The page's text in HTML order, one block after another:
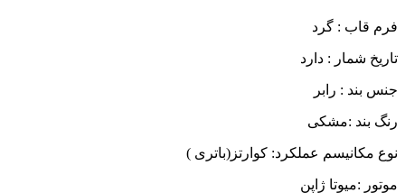
فرم قاب : گرد
تاریخ شمار : دارد
جنس بند : رابر
رنگ بند :مشکی
نوع مکانیسم عملکرد: کوارتز(باتری )
موتور :میوتا ژاپن